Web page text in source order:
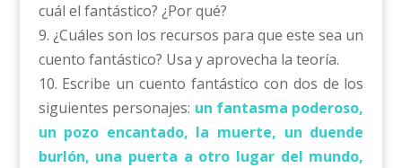
cuál el fantástico? ¿Por qué?
9. ¿Cuáles son los recursos para que este sea un
cuento fantástico? Usa y aprovecha la teoría.
10. Escribe un cuento fantástico con dos de los
siguientes personajes: un fantasma poderoso,
un pozo encantado, la muerte, un duende
burlón, una puerta a otro lugar del mundo,